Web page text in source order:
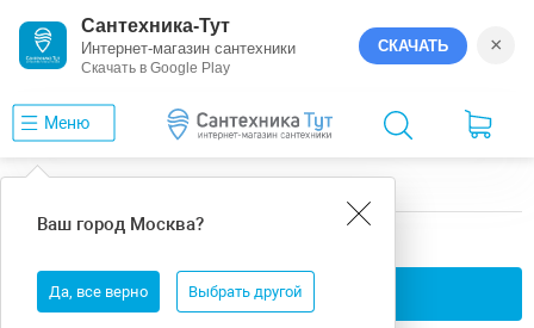
Сантехника-Тут
Интернет-магазин сантехники
Скачать в Google Play
СКАЧАТЬ ×
Меню
Ваш город Москва?
Да, все верно Выбрать другой
универсальная ванны Erlit
Применить фильтры